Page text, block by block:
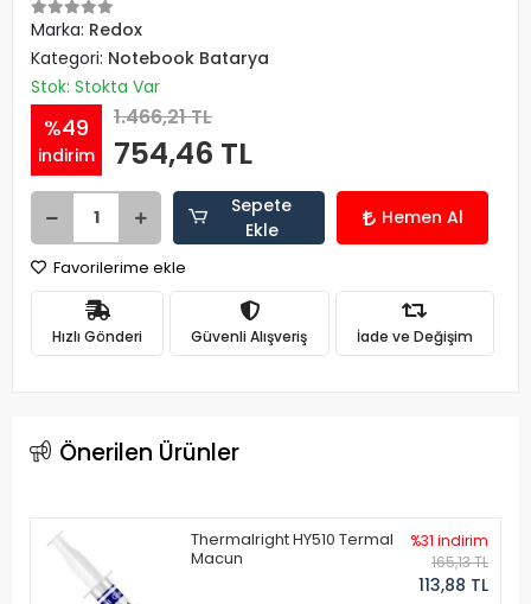
Marka: Redox
Kategori: Notebook Batarya
Stok: Stokta Var
%49
indirim
1.466,21 TL
754,46 TL
Sepete
Ekle
Hemen Al
Favorilerime ekle
Hızlı Gönderi Güvenli Alışveriş İade ve Değişim
Önerilen Ürünler
Thermalright HY510 Termal
Macun
%31 indirim
165,13 TL
113,88 TL